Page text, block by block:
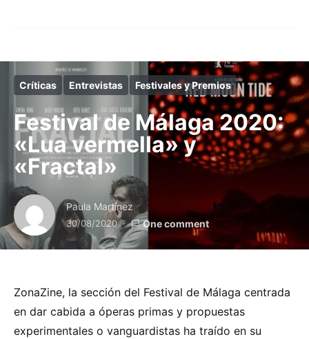
Críticas Entrevistas Festivales y Premios
Festival de Málaga 2020:
«Lua vermella» y
«Fractal»
Paula Martínez
30/08/2020 One comment
ZonaZine, la sección del Festival de Málaga centrada
en dar cabida a óperas primas y propuestas
experimentales o vanguardistas ha traído en su